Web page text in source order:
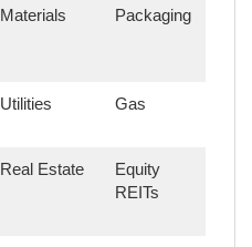
Materials Packaging
Utilities Gas
Real Estate
Equity
REITs